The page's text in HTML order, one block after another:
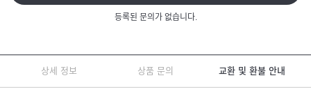
등록된 문의가 없습니다.
상세 정보 상품 문의 교환 및 환불 안내